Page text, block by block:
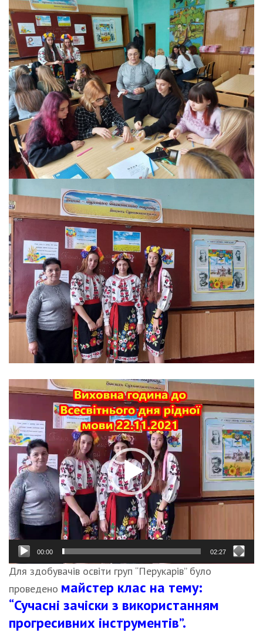
Відеопрогравач
00:00 02:27
Для здобувачів освіти груп “Перукарів” було
проведено майстер клас на тему:
“Сучасні зачіски з використанням
прогресивних інструментів”.